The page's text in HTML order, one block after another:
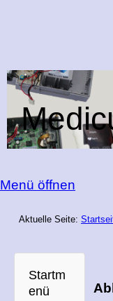
Menü öffnen
Aktuelle Seite:
Startm
enü